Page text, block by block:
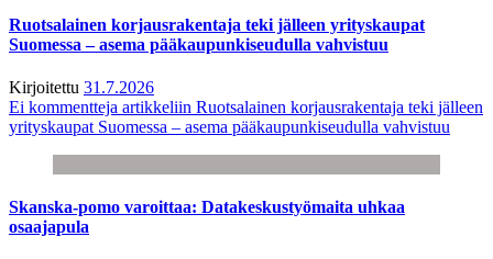
Ruotsalainen korjausrakentaja teki jälleen yrityskaupat
Suomessa – asema pääkaupunkiseudulla vahvistuu
Kirjoitettu 31.7.2026
Ei kommentteja artikkeliin Ruotsalainen korjausrakentaja teki jälleen
yrityskaupat Suomessa – asema pääkaupunkiseudulla vahvistuu
Skanska-pomo varoittaa: Datakeskustyömaita uhkaa
osaajapula